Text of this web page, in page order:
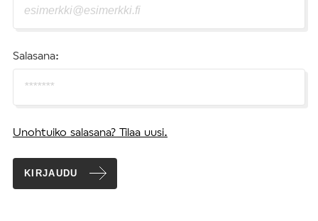
Salasana:
Unohtuiko salasana? Tilaa uusi.
KIRJAUDU